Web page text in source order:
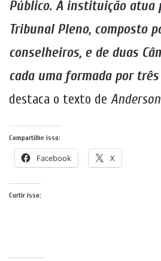
Público. A instituição atua
Tribunal Pleno, composto
conselheiros, e de duas
cada uma formada por
destaca o texto de
Compartilhe isso:
Facebook X
Curtir isso: